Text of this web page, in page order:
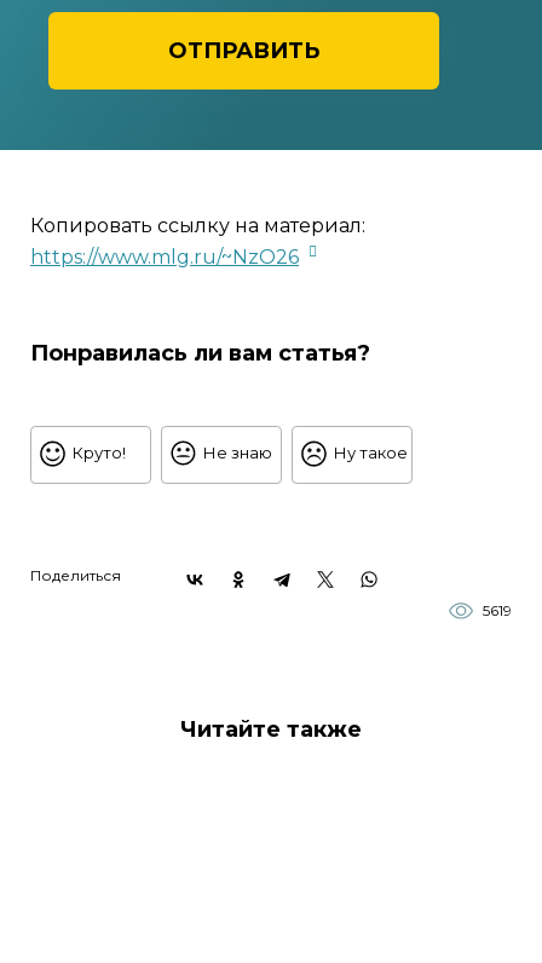
ОТПРАВИТЬ
Копировать ссылку на материал:
https://www.mlg.ru/~NzO26
Понравилась ли вам статья?
Круто! Не знаю Ну такое
Поделиться
5619
Читайте также